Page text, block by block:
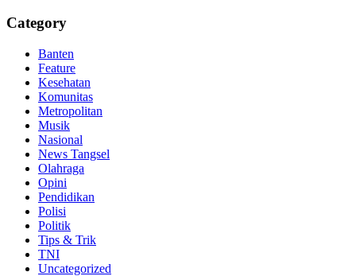
Category
Banten
Feature
Kesehatan
Komunitas
Metropolitan
Musik
Nasional
News Tangsel
Olahraga
Opini
Pendidikan
Polisi
Politik
Tips & Trik
TNI
Uncategorized